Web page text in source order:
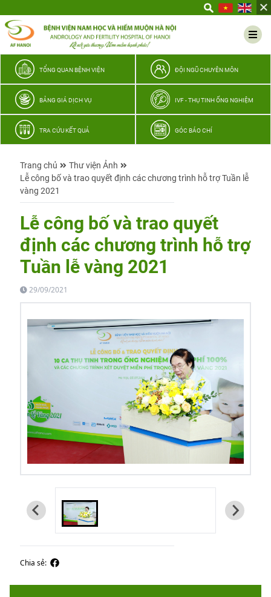
thương
TỔNG QUAN BỆNH VIỆN ĐỘI NGŨ CHUYÊN MÔN
BẢNG GIÁ DỊCH VỤ IVF - THỤ TINH ỐNG NGHIỆM
TRA CỨU KẾT QUẢ GÓC BÁO CHÍ
Trang chủ
Thư viện Ảnh
Lễ công bố và trao quyết định các chương trình hỗ trợ Tuần lễ
vàng 2021
Lễ công bố và trao quyết
định các chương trình hỗ trợ
Tuần lễ vàng 2021
29/09/2021
Chia sẻ: